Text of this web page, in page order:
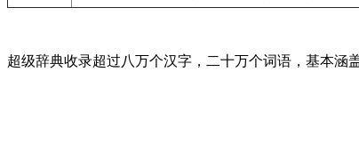
超级辞典收录超过八万个汉字，二十万个词语，基本涵